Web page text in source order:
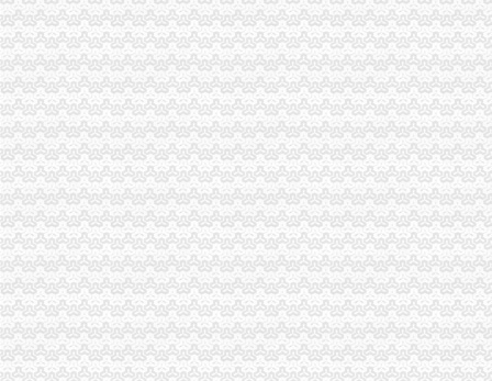
新疆华油：北京市天兆雨田律师事务所关于公司申请公司股票在全国中
广西壮族自区地方税务局关于印发若干税收政策和征管问题解答的通
广西壮族自区地方税务局关于印发若干税收政策和征管问题解答的通知
[关联交易]安源股份：重大资产置换及发行股份购买资产暨关联交易预
资源税管理证明第一文库网
河南一矿业公司无证盗采铁矿伤执法人员_新闻_腾讯网
广西五洲交通股份有限公司_焦点_新浪财经_新浪网
东方铁塔：发行股份及支付现金购买资产并募集配套资金暨关联交易报
美兰区4月12日媒体新闻报道_搜狐科技_搜狐网
在全县煤矿落实“四个一”标准清理整工作动员大会上的讲话-部门
税务登记管理岗练习题.doc_淘豆网
“国家队”证金公司入股广生堂等多家上市公司-中新网
洞口县煤炭行业税收管理办法（试行）_百度百科
上海市企业工商登记代理注册公司www.duoshao.com.cn
延长油田股份有限公司定边采油厂注水井井口安装精细过滤器改造项目
税务登记证.doc_淘豆网